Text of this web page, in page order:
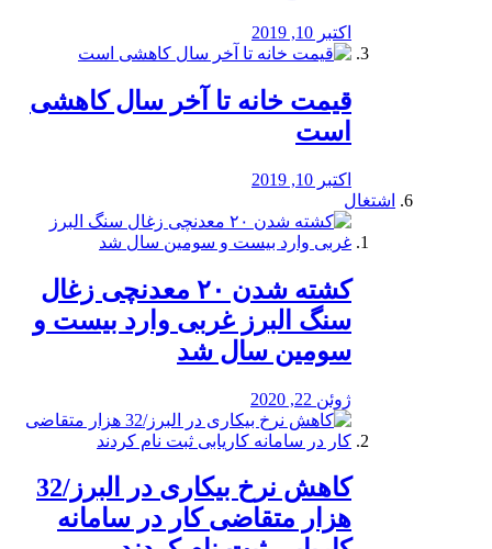
اکتبر 10, 2019
قیمت خانه تا آخر سال کاهشی
است
اکتبر 10, 2019
اشتغال
کشته شدن ۲۰ معدنچی زغال
سنگ البرز غربی وارد بیست و
سومین سال شد
ژوئن 22, 2020
کاهش نرخ بیکاری در البرز/32
هزار متقاضی کار در سامانه